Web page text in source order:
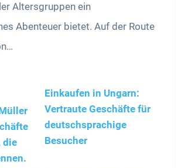
Altersgruppen ein
Abenteuer bietet. Auf der Route
Einkaufen in Ungarn:
Vertraute Geschäfte für
deutschsprachige
Besucher